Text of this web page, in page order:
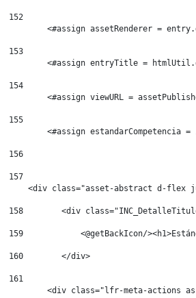
152
<#assign assetRenderer =
153
<#assign entryTitle =
154
155
156
157
<div class="asset-abstract d-flex
158
<div
159
<@getBackIcon/
160
        </div>
161
<div class="lfr-meta-actions